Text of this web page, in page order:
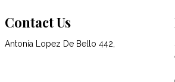
Contact Us
Antonia Lopez De Bello 442,